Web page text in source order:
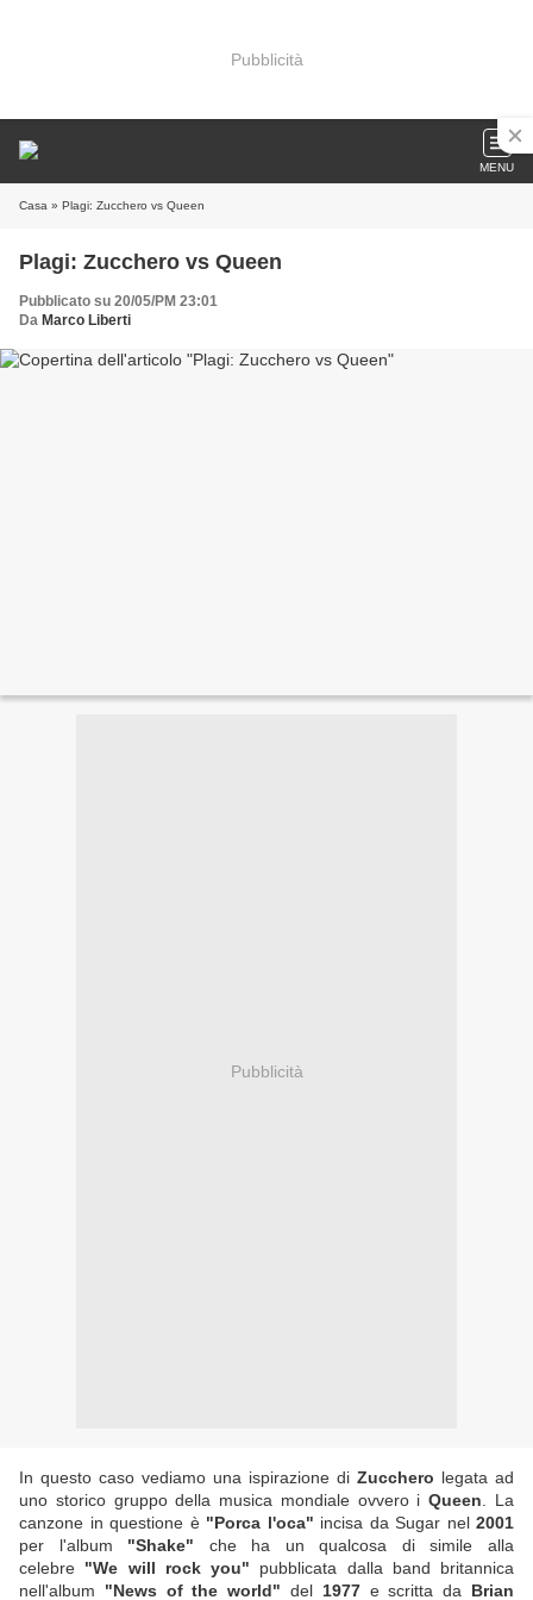
Pubblicità
MENU
Casa » Plagi: Zucchero vs Queen
Plagi: Zucchero vs Queen
Pubblicato su 20/05/PM 23:01
Da Marco Liberti
Pubblicità
In questo caso vediamo una ispirazione di Zucchero legata ad
uno storico gruppo della musica mondiale ovvero iQueen . La
canzone in questione è "Porca l'oca" incisa da Sugar nel 2001
per l'album "Shake" che ha un qualcosa di simile alla
celebre "We will rock you" pubblicata dalla band britannica
nell'album "News of the world" del 1977e scritta da Brian